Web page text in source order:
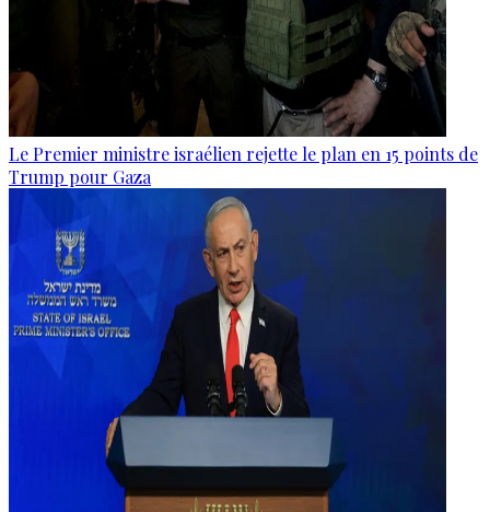
Le Premier ministre israélien rejette le plan en 15 points de
Trump pour Gaza